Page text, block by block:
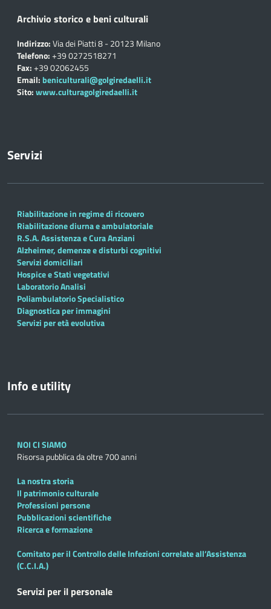
Archivio storico e beni culturali
Indirizzo:Via dei Piatti 8 - 20123 Milano
Telefono:+39 0272518271
Fax:+39 02062455
Email: beniculturali@golgiredaelli.it
Sito:www.culturagolgiredaelli.it
Servizi
Riabilitazione in regime di ricovero
Riabilitazione diurna e ambulatoriale
R.S.A. Assistenza e Cura Anziani
Alzheimer, demenze e disturbi cognitivi
Servizi domiciliari
Hospice e Stati vegetativi
Laboratorio Analisi
Poliambulatorio Specialistico
Diagnostica per immagini
Servizi per età evolutiva
Info e utility
NOI CI SIAMO
Risorsa pubblica da oltre 700 anni
La nostra storia
Il patrimonio culturale
Professioni persone
Pubblicazioni scientifiche
Ricerca e formazione
Comitato per il Controllo delle Infezioni correlate all’Assistenza
(C.C.I.A.)
Servizi per il personale